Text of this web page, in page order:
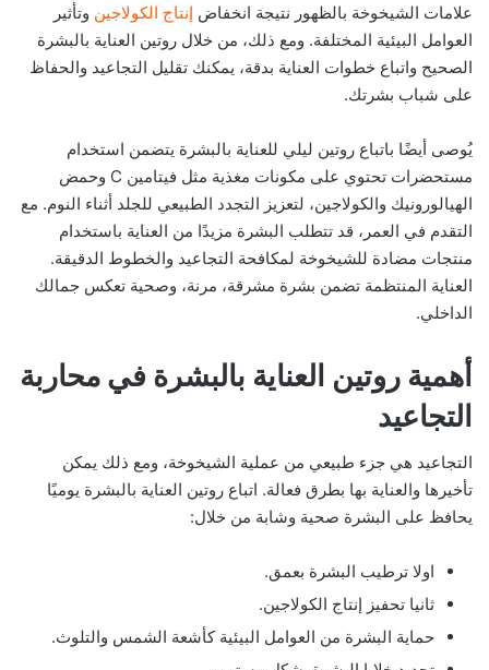
علامات الشيخوخة بالظهور نتيجة انخفاض إنتاج الكولاجين وتأثير
العوامل البيئية المختلفة. ومع ذلك، من خلال روتين العناية بالبشرة
الصحيح واتباع خطوات العناية بدقة، يمكنك تقليل التجاعيد والحفاظ
على شباب بشرتك.
يُوصى أيضًا باتباع روتين ليلي للعناية بالبشرة يتضمن استخدام
مستحضرات تحتوي على مكونات مغذية مثل فيتامين C وحمض
الهيالورونيك والكولاجين، لتعزيز التجدد الطبيعي للجلد أثناء النوم. مع
التقدم في العمر، قد تتطلب البشرة مزيدًا من العناية باستخدام
منتجات مضادة للشيخوخة لمكافحة التجاعيد والخطوط الدقيقة.
العناية المنتظمة تضمن بشرة مشرقة، مرنة، وصحية تعكس جمالك
الداخلي.
أهمية روتين العناية بالبشرة في محاربة
التجاعيد
التجاعيد هي جزء طبيعي من عملية الشيخوخة، ومع ذلك يمكن
تأخيرها والعناية بها بطرق فعالة. اتباع روتين العناية بالبشرة يوميًا
يحافظ على البشرة صحية وشابة من خلال:
اولا ترطيب البشرة بعمق.
ثانيا تحفيز إنتاج الكولاجين.
حماية البشرة من العوامل البيئية كأشعة الشمس والتلوث.